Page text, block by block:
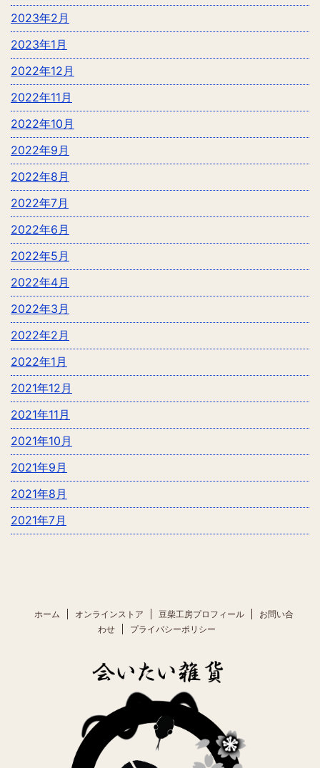
2023年2月
2023年1月
2022年12月
2022年11月
2022年10月
2022年9月
2022年8月
2022年7月
2022年6月
2022年5月
2022年4月
2022年3月
2022年2月
2022年1月
2021年12月
2021年11月
2021年10月
2021年9月
2021年8月
2021年7月
ホーム オンラインストア 豆柴工房プロフィール
お問い合
わせ
プライバシーポリシー